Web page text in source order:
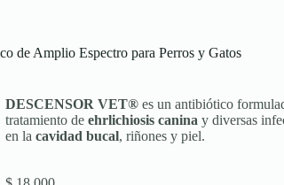
Amplio Espectro para Perros y Gatos
DESCENSOR VET®es un antibiótico
tratamiento de ehrlichiosis canina y diversas
en la cavidad bucal, riñones y piel.